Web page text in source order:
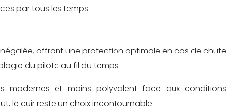
par tous les temps.
offrant une protection optimale en cas de chute
du pilote au fil du temps.
modernes et moins polyvalent face aux conditions
le cuir reste un choix incontournable.